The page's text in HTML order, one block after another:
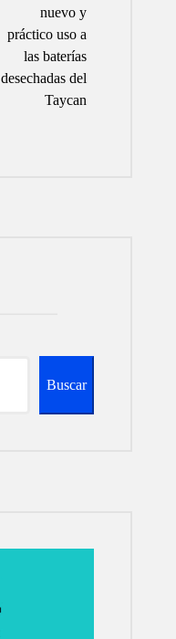
nuevo y
práctico uso a
las baterías
desechadas del
Taycan
Buscar